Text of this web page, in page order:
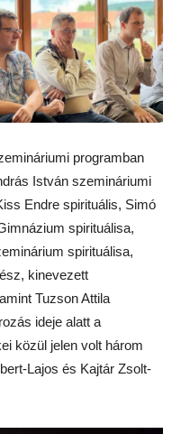
programban
István szemináriumi
Endre spirituális, Simó
spirituálisa,
spirituálisa,
kinevezett
Tuzson Attila
ideje alatt a
közül jelen volt három
Lajos és Kajtár Zsolt-